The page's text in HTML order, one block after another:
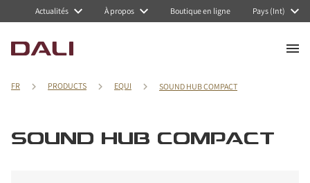
Actualités À propos Boutique en ligne Pays (Int)
FR PRODUCTS EQUI SOUND HUB COMPACT
SOUND HUB COMPACT